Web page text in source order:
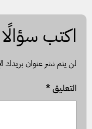
اكتب سؤالًا
لن يتم نشر عنوان بريدك
التعليق*